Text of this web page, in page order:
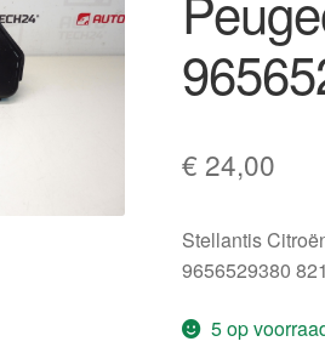
€ 24,00
Stellantis
9656529380
5 op